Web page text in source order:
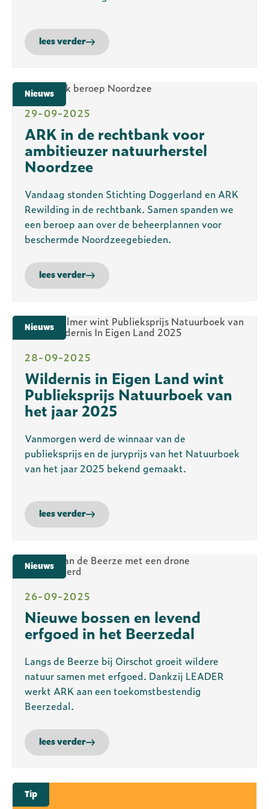
lees verder
Nieuws
29-09-2025
ARK in de rechtbank voor
ambitieuzer natuurherstel
Noordzee
Vandaag stonden Stichting Doggerland en ARK
Rewilding in de rechtbank. Samen spanden we
een beroep aan over de beheerplannen voor
beschermde Noordzeegebieden.
lees verder
Nieuws
28-09-2025
Wildernis in Eigen Land wint
Publieksprijs Natuurboek van
het jaar 2025
Vanmorgen werd de winnaar van de
publieksprijs en de juryprijs van het Natuurboek
van het jaar 2025 bekend gemaakt.
lees verder
Nieuws
26-09-2025
Nieuwe bossen en levend
erfgoed in het Beerzedal
Langs de Beerze bij Oirschot groeit wildere
natuur samen met erfgoed. Dankzij LEADER
werkt ARK aan een toekomstbestendig
Beerzedal.
lees verder
Tip